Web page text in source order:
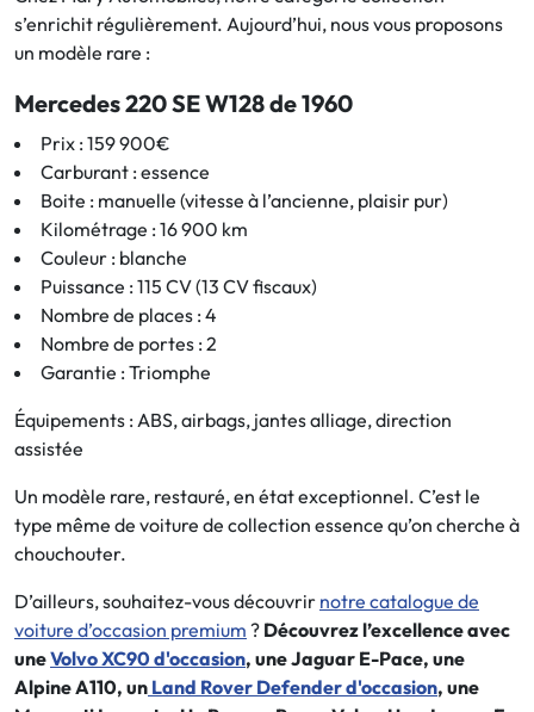
s’enrichit régulièrement. Aujourd’hui, nous vous proposons
un modèle rare :
Mercedes 220 SE W128 de 1960
Prix : 159 900€
Carburant : essence
Boite : manuelle (vitesse à l’ancienne, plaisir pur)
Kilométrage : 16 900 km
Couleur : blanche
Puissance : 115 CV (13 CV fiscaux)
Nombre de places : 4
Nombre de portes : 2
Garantie : Triomphe
Équipements : ABS, airbags, jantes alliage, direction
assistée
Un modèle rare, restauré, en état exceptionnel. C’est le
type même de voiture de collection essence qu’on cherche à
chouchouter.
D’ailleurs, souhaitez-vous découvrir notre catalogue de
voiture d’occasion premium ? Découvrez l’excellence avec
uneVolvo XC90 d'occasion, une Jaguar E-Pace, une
Alpine A110, un Land Rover Defender d'occasion, une